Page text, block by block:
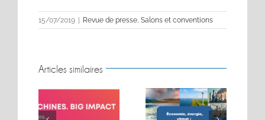
15/07/2019 Revue de presse, Salons et conventions
Articles similaires